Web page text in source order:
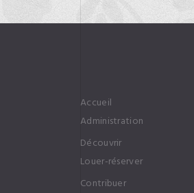
Accueil
Administration
Découvrir
Louer-réserver
Contribuer